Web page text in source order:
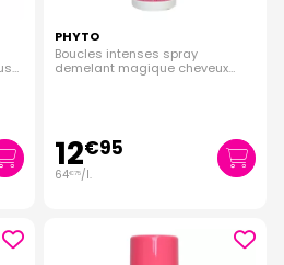
PHYTO
Boucles intenses spray
demelant magique cheveux
12€95
64€75/l.